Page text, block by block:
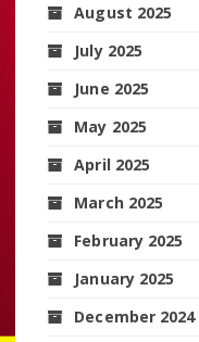
August 2025
July 2025
June 2025
May 2025
April 2025
March 2025
February 2025
January 2025
December 2024